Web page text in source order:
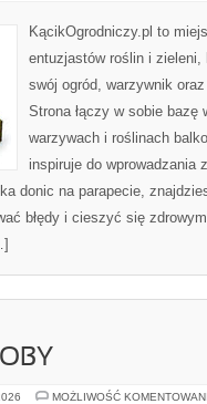
KącikOgrodniczy.pl to
entuzjastów roślin i
swój ogród, warzywnik
Strona łączy w sobie bazę
warzywach i roślinach
inspiruje do wprowadzania
donic na parapecie,
błędy i cieszyć się
MOŻLIWOŚĆ